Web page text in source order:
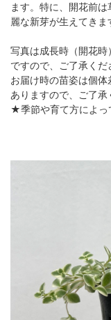
ます。特に、開花前
麗な新芽が生えてきま
写真は成長時（開花
ですので、ご了承くだ
お届け時の苗姿は個
ありますので、ご了承
★季節や育て方によっ